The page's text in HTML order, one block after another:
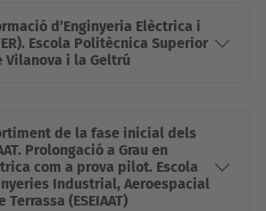
d’Enginyeria Elèctrica i
Escola Politècnica Superior
Vilanova i la Geltrú
de la fase inicial dels
Prolongació a Grau en
com a prova pilot. Escola
Industrial, Aeroespacial
(ESEIAAT)